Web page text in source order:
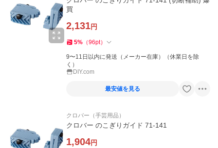
買
2,131円
5% （96pt）
9〜11日以内に発送（メーカー在庫）（休業日を除
く）
DIY.com
最安値を見る
クロバー（手芸用品）
クロバー のこぎりガイド 71-141
1,904円